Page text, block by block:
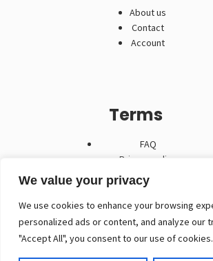
We value your privacy
We use cookies to enhance your browsing
personalized ads or content, and analyze our
"Accept All", you consent to our use of cookies.
About us
Contact
Account
Terms
FAQ
Privacy policy
Algemene voorwaarden
Contact